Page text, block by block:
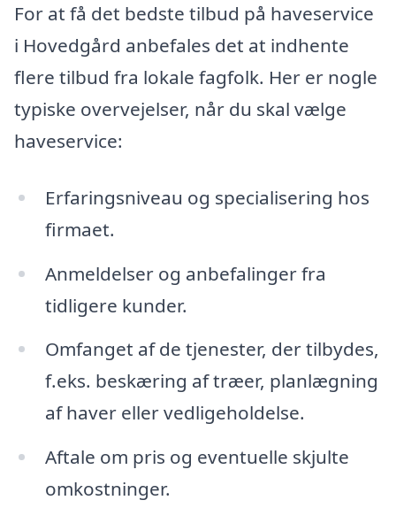
For at få det bedste tilbud på haveservice
i Hovedgård anbefales det at indhente
flere tilbud fra lokale fagfolk. Her er nogle
typiske overvejelser, når du skal vælge
haveservice:
Erfaringsniveau og specialisering hos
firmaet.
Anmeldelser og anbefalinger fra
tidligere kunder.
Omfanget af de tjenester, der tilbydes,
f.eks. beskæring af træer, planlægning
af haver eller vedligeholdelse.
Aftale om pris og eventuelle skjulte
omkostninger.